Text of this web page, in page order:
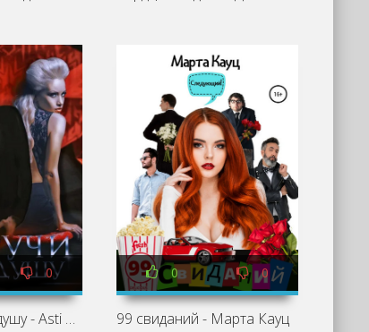
0
Приручи мою душу - Asti Brams
0 0
99 свиданий - Марта Кауц